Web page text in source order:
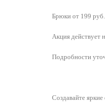
Брюки от 199 руб.
Акция действует
Подробности
Создавайте